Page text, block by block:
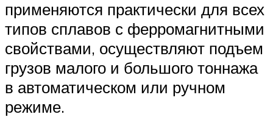
применяются практически для всех
типов сплавов с ферромагнитными
свойствами, осуществляют подъем
грузов малого и большого тоннажа
в автоматическом или ручном
режиме.